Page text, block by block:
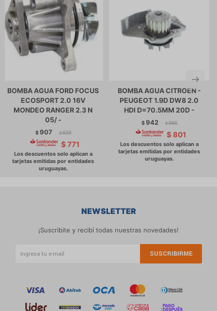
BOMBA AGUA FORD FOCUS
ECOSPORT 2.0 16V
MONDEO RANGER 2.3 N
05/ -
$907 $ 929
$ 771
BOMBA AGUA CITROEN -
PEUGEOT 1.9D DW8 2.0
HDI D=70.5MM 20D -
$942 $ 966
$ 801
NEWSLETTER
¡Suscribite y recibí todas nuestras novedades!
SUSCRIBIRME